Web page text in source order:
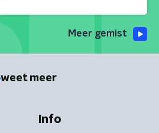
Meer gemist
weet meer
Info